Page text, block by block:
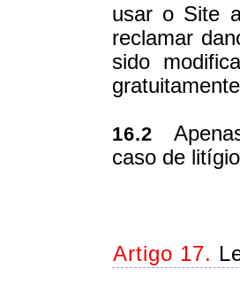
usar o Site
reclamar
sido
16.2
caso de
Artigo 17.